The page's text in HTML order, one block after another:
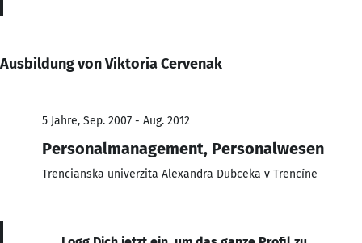
Ausbildung von Viktoria Cervenak
5 Jahre, Sep. 2007 - Aug. 2012
Personalmanagement, Personalwesen
Trencianska univerzita Alexandra Dubceka v Trencíne